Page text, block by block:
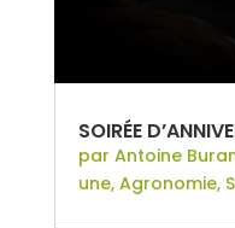
SOIRÉE
par Antoine
une, Agronomie,